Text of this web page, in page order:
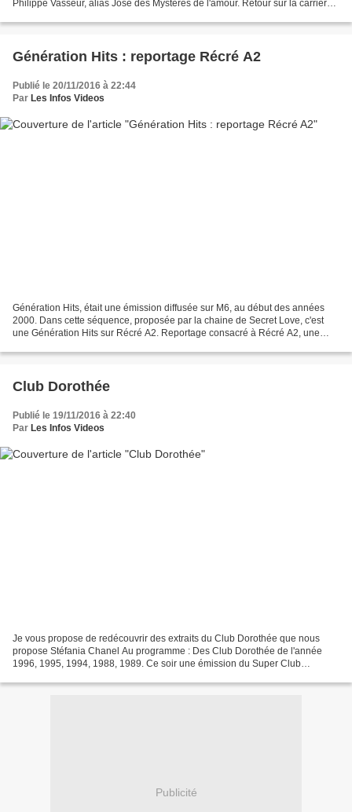
Philippe Vasseur, alias José des Mystères de l'amour. Retour sur la carrière
Génération Hits : reportage Récré A2
Publié le 20/11/2016 à 22:44
Par Les Infos Videos
Génération Hits, était une émission diffusée sur M6, au début des années
2000. Dans cette séquence, proposée par la chaine de Secret Love, c'est
une Génération Hits sur Récré A2. Reportage consacré à Récré A2, une
Club Dorothée
Publié le 19/11/2016 à 22:40
Par Les Infos Videos
Je vous propose de redécouvrir des extraits du Club Dorothée que nous
propose Stéfania Chanel Au programme : Des Club Dorothée de l'année
1996, 1995, 1994, 1988, 1989. Ce soir une émission du Super Club
Publicité